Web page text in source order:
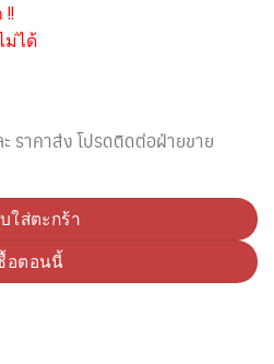
ม่ได้
ราคาส่ง โปรดติดต่อฝ่ายขาย
CT201160 สีดำ ชิ้น
ใส่ตะกร้า
อตอนนี้